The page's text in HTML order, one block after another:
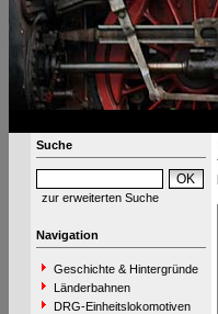
Suche
zur erweiterten Suche
Navigation
Geschichte & Hintergründe
Länderbahnen
DRG-Einheitslokomotiven